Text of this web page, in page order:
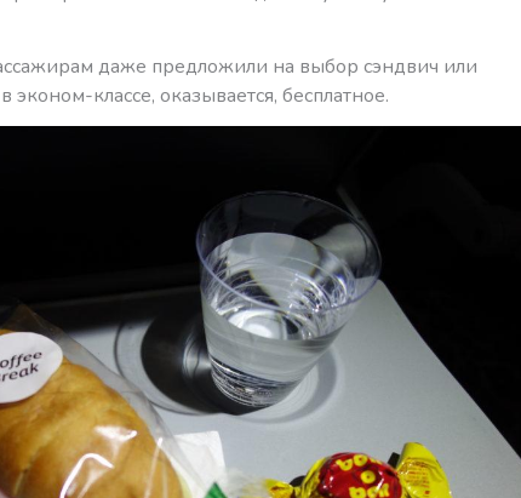
даже предложили на выбор сэндвич или
классе, оказывается, бесплатное.